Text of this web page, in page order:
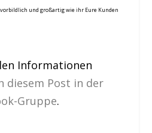
vorbildlich und großartig wie ihr Eure Kunden
Informationen
diesem Post in der
Gruppe.